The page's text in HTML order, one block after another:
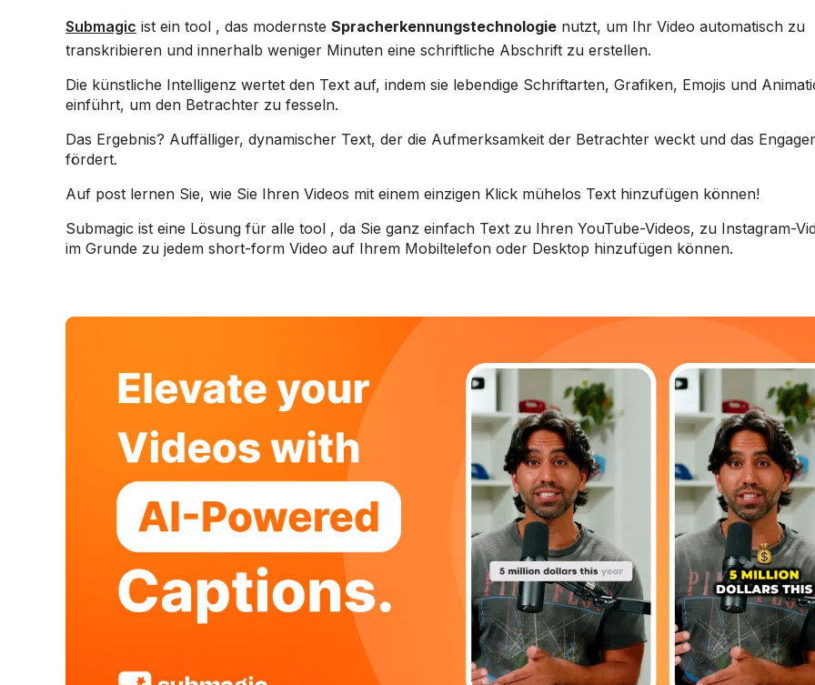
Submagic ist ein tool , das modernste Spracherkennungstechnologie nutzt, um Ihr Video automatisch zu
transkribieren und innerhalb weniger Minuten eine schriftliche Abschrift zu erstellen.
Die künstliche Intelligenz wertet den Text auf, indem sie lebendige Schriftarten, Grafiken, Emojis und
einführt, um den Betrachter zu fesseln.
Das Ergebnis? Auffälliger, dynamischer Text, der die Aufmerksamkeit der Betrachter weckt und das
fördert.
Auf post lernen Sie, wie Sie Ihren Videos mit einem einzigen Klick mühelos Text hinzufügen können!
Submagic ist eine Lösung für alle tool , da Sie ganz einfach Text zu Ihren YouTube-Videos, zu Instagram-
im Grunde zu jedem short-form Video auf Ihrem Mobiltelefon oder Desktop hinzufügen können.